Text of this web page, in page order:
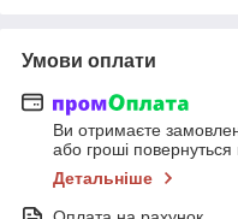
Умови оплати
Ви отримаєте
або гроші
Детальніше